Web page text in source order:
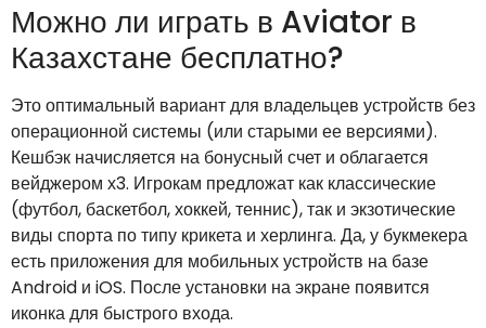
Можно ли играть в Aviator в
Казахстане бесплатно?
Это оптимальный вариант для владельцев устройств без
операционной системы (или старыми ее версиями).
Кешбэк начисляется на бонусный счет и облагается
вейджером х3. Игрокам предложат как классические
(футбол, баскетбол, хоккей, теннис), так и экзотические
виды спорта по типу крикета и херлинга. Да, у букмекера
есть приложения для мобильных устройств на базе
Android и iOS. После установки на экране появится
иконка для быстрого входа.